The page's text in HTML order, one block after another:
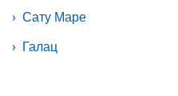
Сату Маре
Галац